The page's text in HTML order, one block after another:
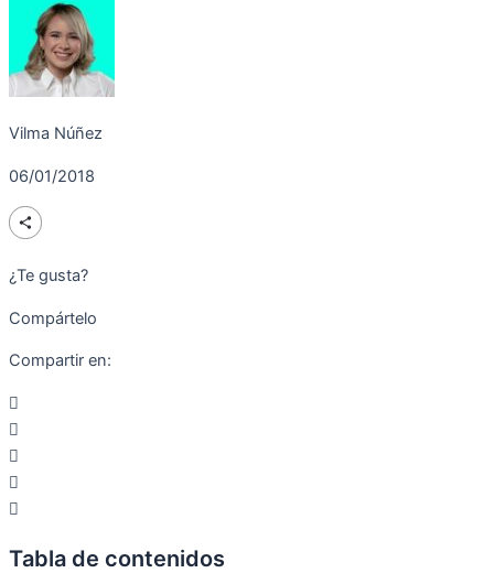
Vilma Núñez
06/01/2018
¿Te gusta?
Compártelo
Compartir en:
Tabla de contenidos